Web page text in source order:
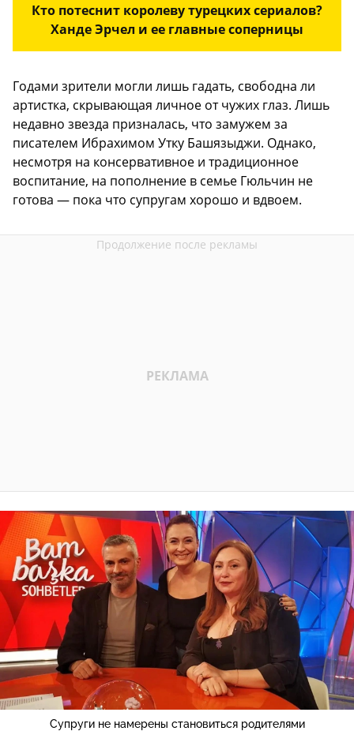
Кто потеснит королеву турецких сериалов?
Ханде Эрчел и ее главные соперницы
Годами зрители могли лишь гадать, свободна ли
артистка, скрывающая личное от чужих глаз. Лишь
недавно звезда призналась, что замужем за
писателем Ибрахимом Утку Башязыджи. Однако,
несмотря на консервативное и традиционное
воспитание, на пополнение в семье Гюльчин не
готова — пока что супругам хорошо и вдвоем.
Супруги не намерены становиться родителями